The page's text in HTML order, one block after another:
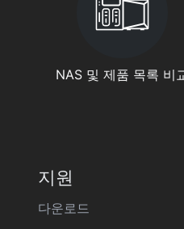
NAS 및 제품 목록 비
지원
다운로드